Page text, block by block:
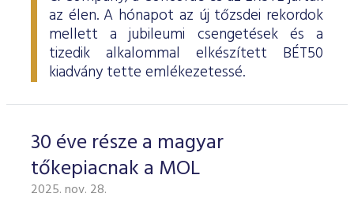
az élen. A hónapot az új tőzsdei rekordok
mellett a jubileumi csengetések és a
tizedik alkalommal elkészített BÉT50
kiadvány tette emlékezetessé.
30 éve része a magyar
tőkepiacnak a MOL
2025. nov. 28.